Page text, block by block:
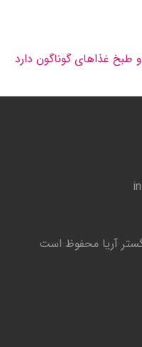
طبخ غذاهای گوناگون دارد
آریا محفوظ است